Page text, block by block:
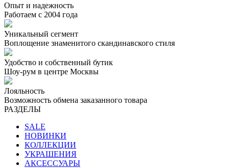
Опыт и надежность
Работаем с 2004 года
Уникальный сегмент
Воплощение знаменитого скандинавского стиля
Удобство и собственный бутик
Шоу-рум в центре Москвы
Лояльность
Возможность обмена заказанного товара
РАЗДЕЛЫ
SALE
НОВИНКИ
КОЛЛЕКЦИИ
УКРАШЕНИЯ
АКСЕССУАРЫ